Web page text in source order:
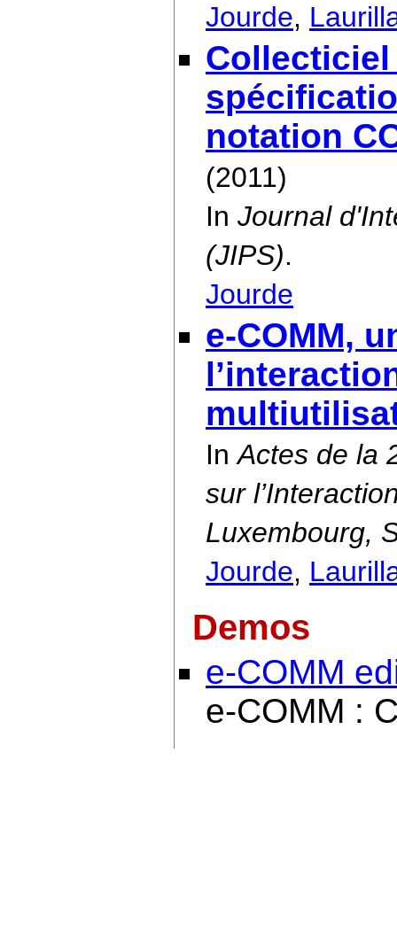
Jourde,
notation
(2011)
In Journal
(JIPS).
Jourde
e-COMM,
InActes de la
sur
Luxembourg,
Jourde,
Demos
e-COMM
e-COMM :